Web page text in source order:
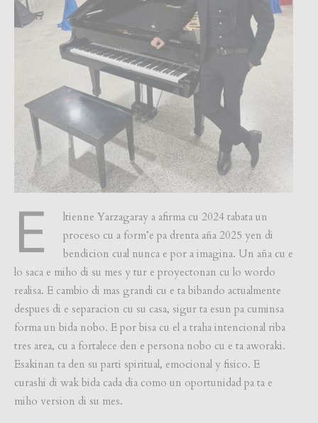
E
ltienne Yarzagaray a afirma cu 2024 tabata un
proceso cu a form’e pa drenta aña 2025 yen di
bendicion cual nunca e por a imagina. Un aña cu e
lo saca e miho di su mes y tur e proyectonan cu lo wordo
realisa. E cambio di mas grandi cu e ta bibando actualmente
despues di e separacion cu su casa, sigur ta esun pa cuminsa
forma un bida nobo. E por bisa cu el a traha intencional riba
tres area, cu a fortalece den e persona nobo cu e ta aworaki.
Esakinan ta den su parti spiritual, emocional y fisico. E
curashi di wak bida cada dia como un oportunidad pa ta e
miho version di su mes.